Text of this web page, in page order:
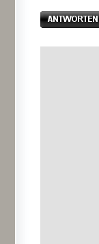
Antwort erstellen